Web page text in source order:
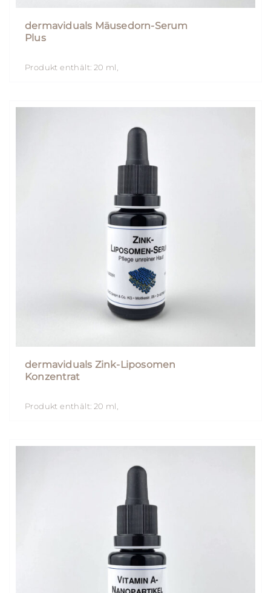
dermaviduals Mäusedorn-Serum
Plus
Produkt enthält: 20 ml
dermaviduals Zink-Liposomen
Konzentrat
Produkt enthält: 20 ml